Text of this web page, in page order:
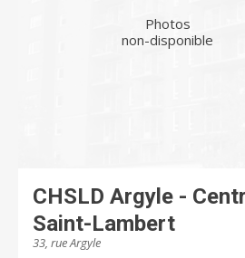
Photos
non-disponible
CHSLD Argyle -
Saint-Lambert
33, rue Argyle